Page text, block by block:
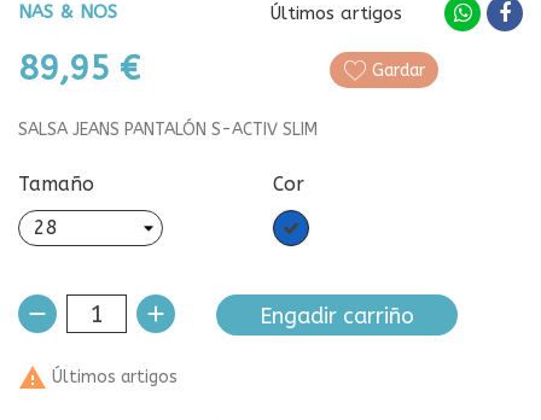
NAS & NOS Últimos artigos
89,95 € Gardar
SALSA JEANS PANTALÓN S-ACTIV SLIM
Tamaño Cor
Denim
Engadir carriño
 Últimos artigos